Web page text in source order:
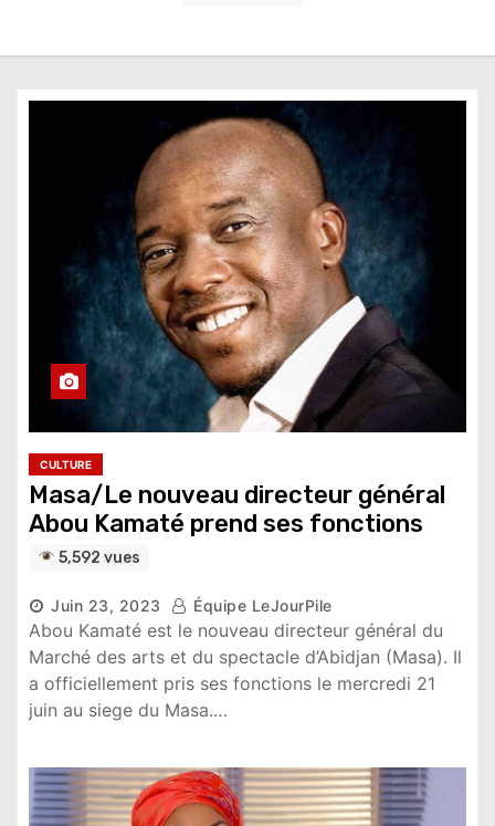
CULTURE
Masa/Le nouveau directeur général
Abou Kamaté prend ses fonctions
5,592 vues
Juin 23, 2023 Équipe LeJourPile
Abou Kamaté est le nouveau directeur général du
Marché des arts et du spectacle d’Abidjan (Masa). Il
a officiellement pris ses fonctions le mercredi 21
juin au siege du Masa.…